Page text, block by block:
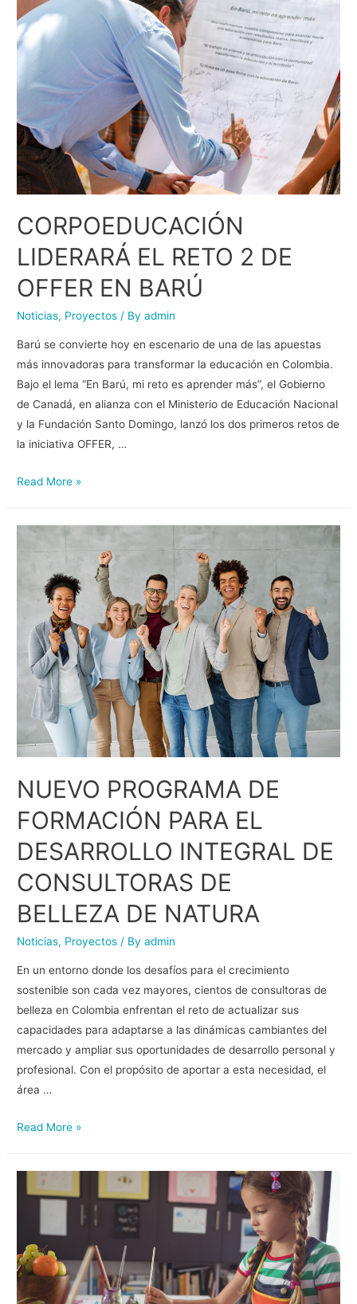
CORPOEDUCACIÓN
LIDERARÁ EL RETO 2 DE
OFFER EN BARÚ
Noticias, Proyectos / Byadmin
Barú se convierte hoy en escenario de una de las apuestas
más innovadoras para transformar la educación en Colombia.
Bajo el lema “En Barú, mi reto es aprender más”, el Gobierno
de Canadá, en alianza con el Ministerio de Educación Nacional
y la Fundación Santo Domingo, lanzó los dos primeros retos de
la iniciativa OFFER, …
Read More »
NUEVO PROGRAMA DE
FORMACIÓN PARA EL
DESARROLLO INTEGRAL DE
CONSULTORAS DE
BELLEZA DE NATURA
Noticias, Proyectos / Byadmin
En un entorno donde los desafíos para el crecimiento
sostenible son cada vez mayores, cientos de consultoras de
belleza en Colombia enfrentan el reto de actualizar sus
capacidades para adaptarse a las dinámicas cambiantes del
mercado y ampliar sus oportunidades de desarrollo personal y
profesional. Con el propósito de aportar a esta necesidad, el
área …
Read More »